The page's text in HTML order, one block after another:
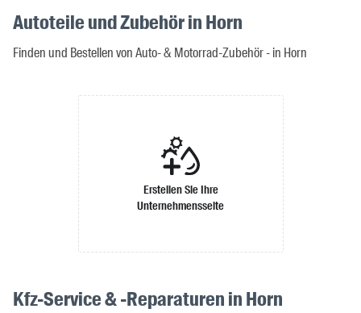
Autoteile und Zubehör in Horn
Finden und Bestellen von Auto- & Motorrad-Zubehör - in Horn
Erstellen Sie Ihre
Unternehmensseite
Kfz-Service & -Reparaturen in Horn